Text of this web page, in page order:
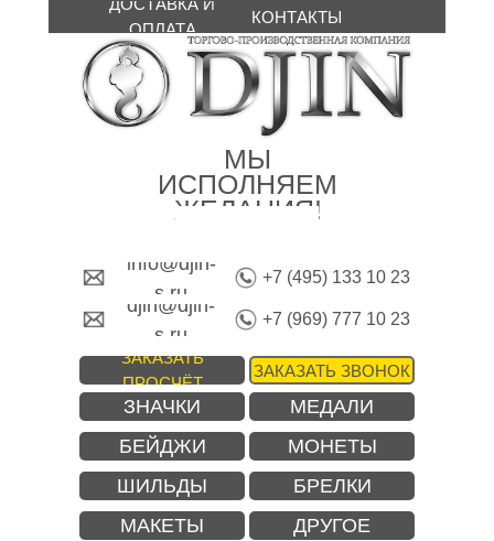
МЫ
ИСПОЛНЯЕМ
ЖЕЛАНИЯ!
ЗАКАЗАТЬ
ПРОСЧЁТ
+7 (969) 777 10 23
+7 (495) 133 10 23
ЗАКАЗАТЬ ЗВОНОК
ДОСТАВКА И
ОПЛАТА
КОНТАКТЫ
ЗНАЧКИ МЕДАЛИ
ШИЛЬДЫ БРЕЛКИ
БЕЙДЖИ МОНЕТЫ
info@djin-
s.ru
djin@djin-
s.ru
МАКЕТЫ ДРУГОЕ